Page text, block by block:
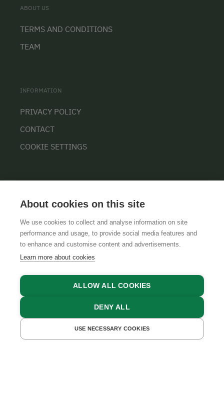
GET A QUOTE BOOK NOW
ABOUT US
TERMS AND CONDITIONS
TEAM
INFORMATION
PRIVACY POLICY
CONTACT
COOKIE SETTINGS
GTCSLEGAL NOTICEDATA PROTECTION
About cookies on this site
We use cookies to collect and analyse information on site
performance and usage, to provide social media features and
to enhance and customise content and advertisements.
Learn more about cookies
ALLOW ALL COOKIES
DENY ALL
USE NECESSARY COOKIES